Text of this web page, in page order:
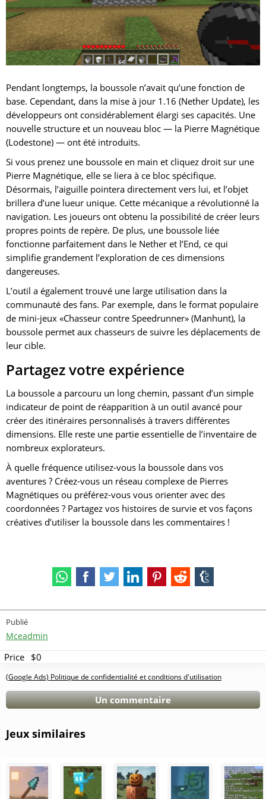
Pendant longtemps, la boussole n’avait qu’une fonction de
base. Cependant, dans la mise à jour 1.16 (Nether Update), les
développeurs ont considérablement élargi ses capacités. Une
nouvelle structure et un nouveau bloc — la Pierre Magnétique
(Lodestone) — ont été introduits.
Si vous prenez une boussole en main et cliquez droit sur une
Pierre Magnétique, elle se liera à ce bloc spécifique.
Désormais, l’aiguille pointera directement vers lui, et l’objet
brillera d’une lueur unique. Cette mécanique a révolutionné la
navigation. Les joueurs ont obtenu la possibilité de créer leurs
propres points de repère. De plus, une boussole liée
fonctionne parfaitement dans le Nether et l’End, ce qui
simplifie grandement l’exploration de ces dimensions
dangereuses.
L’outil a également trouvé une large utilisation dans la
communauté des fans. Par exemple, dans le format populaire
de mini-jeux «Chasseur contre Speedrunner» (Manhunt), la
boussole permet aux chasseurs de suivre les déplacements de
leur cible.
Partagez votre expérience
La boussole a parcouru un long chemin, passant d’un simple
indicateur de point de réapparition à un outil avancé pour
créer des itinéraires personnalisés à travers différentes
dimensions. Elle reste une partie essentielle de l’inventaire de
nombreux explorateurs.
À quelle fréquence utilisez-vous la boussole dans vos
aventures ? Créez-vous un réseau complexe de Pierres
Magnétiques ou préférez-vous vous orienter avec des
coordonnées ? Partagez vos histoires de survie et vos façons
créatives d’utiliser la boussole dans les commentaires !
Publié
Mceadmin
Price $0
(Google Ads) Politique de confidentialité et conditions d'utilisation
Un commentaire
Jeux similaires